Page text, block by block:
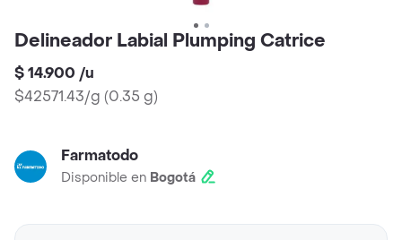
Delineador Labial Plumping Catrice
$ 14.900 /u
$42571.43/g (0.35 g)
Farmatodo
Disponible en Bogotá